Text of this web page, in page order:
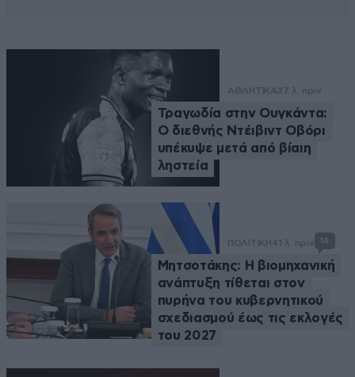
ΑΘΛΗΤΙΚΑ37 λ. πριν
Τραγωδία στην Ουγκάντα:
Ο διεθνής Ντέιβιντ Οβόρι
υπέκυψε μετά από βίαιη
ληστεία
ΠΟΛΙΤΙΚΗ41 λ. πριν 14
Μητσοτάκης: Η βιομηχανική
ανάπτυξη τίθεται στον
πυρήνα του κυβερνητικού
σχεδιασμού έως τις εκλογές
του 2027